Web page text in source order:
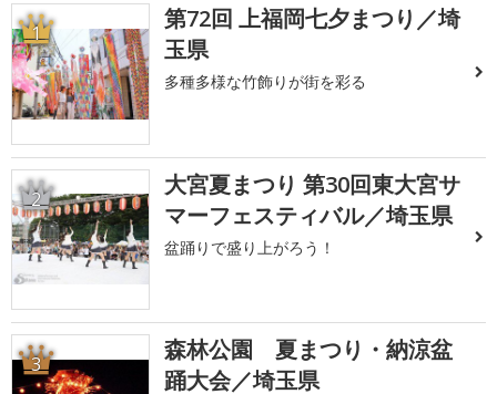
1
第72回 上福岡七夕まつり／埼
玉県
多種多様な竹飾りが街を彩る
2
大宮夏まつり 第30回東大宮サ
マーフェスティバル／埼玉県
盆踊りで盛り上がろう！
3
森林公園 夏まつり・納涼盆
踊大会／埼玉県